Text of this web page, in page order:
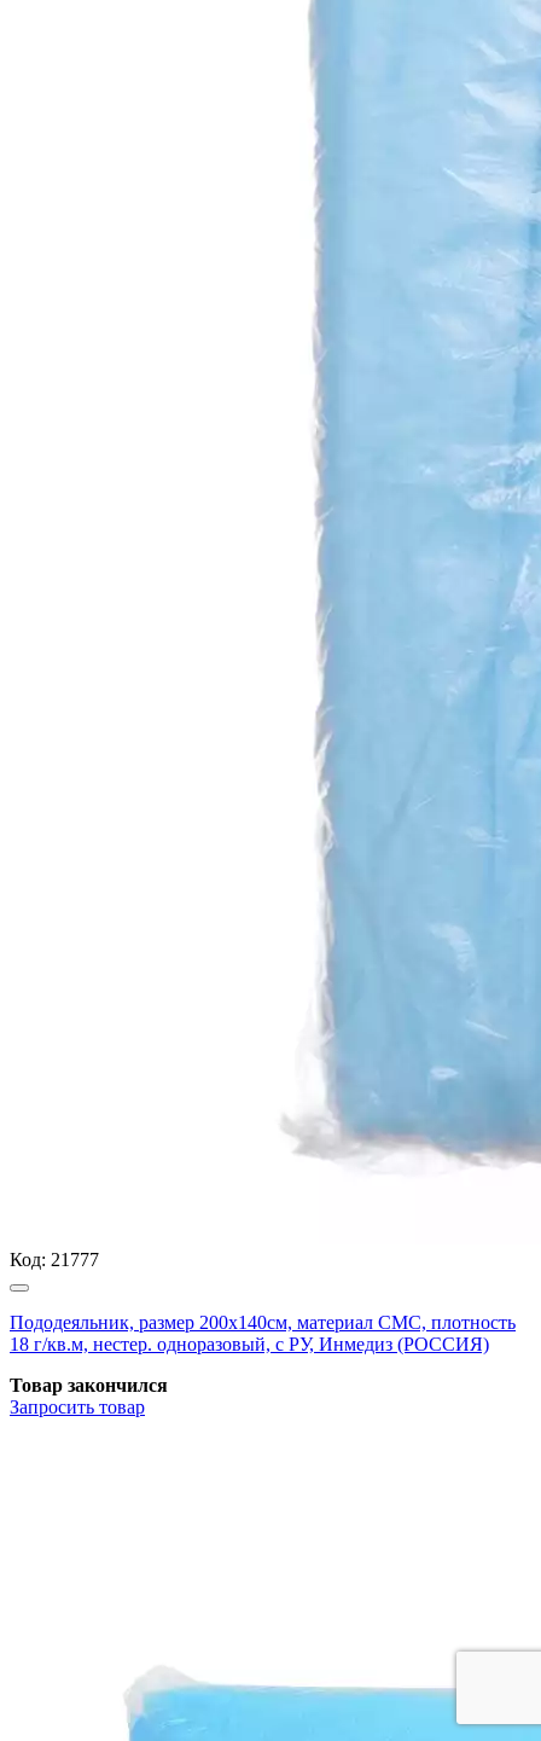
Код: 21777
Пододеяльник, размер 200х140см, материал СМС, плотность
18 г/кв.м, нестер. одноразовый, с РУ, Инмедиз (РОССИЯ)
Товар закончился
Запросить товар